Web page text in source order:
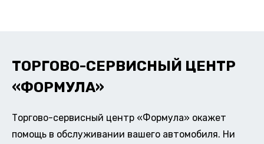
ТОРГОВО-СЕРВИСНЫЙ ЦЕНТР
«ФОРМУЛА»
Торгово-сервисный центр «Формула» окажет
помощь в обслуживании вашего автомобиля. Ни